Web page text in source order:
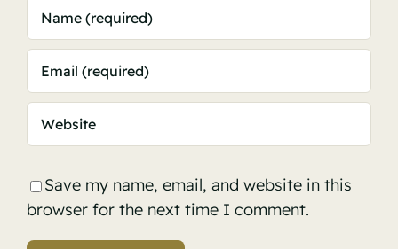
Save my name, email, and website in this
browser for the next time I comment.